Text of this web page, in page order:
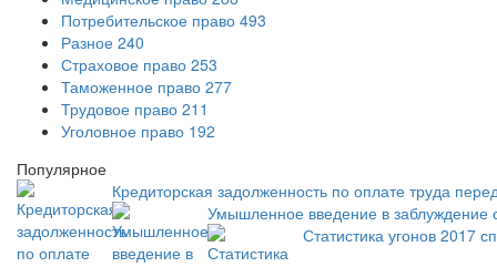
Потребительское право 493
Разное 240
Страховое право 253
Таможенное право 277
Трудовое право 211
Уголовное право 192
Популярное
Кредиторская задолженность по оплате труда
Умышленное введение в заблуждение
Статистика угонов 2017